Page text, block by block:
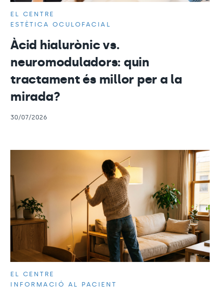
EL CENTRE
ESTÈTICA OCULOFACIAL
Àcid hialurònic vs.
neuromoduladors: quin
tractament és millor per a la
mirada?
30/07/2026
EL CENTRE
INFORMACIÓ AL PACIENT